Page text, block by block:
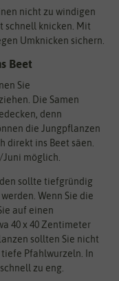
nicht zu windigen
schnell knicken. Mit
Umknicken sichern.
Beet
Sie
Die Samen
denn
die Jungpflanzen
direkt ins Beet säen.
Juni möglich.
sollte tiefgründig
Wenn Sie die
auf einen
40 x 40 Zentimeter
sollten Sie nicht
Pfahlwurzeln. In
zu eng.